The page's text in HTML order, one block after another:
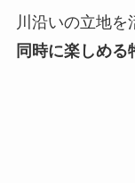
川沿いの立地を
同時に楽しめる